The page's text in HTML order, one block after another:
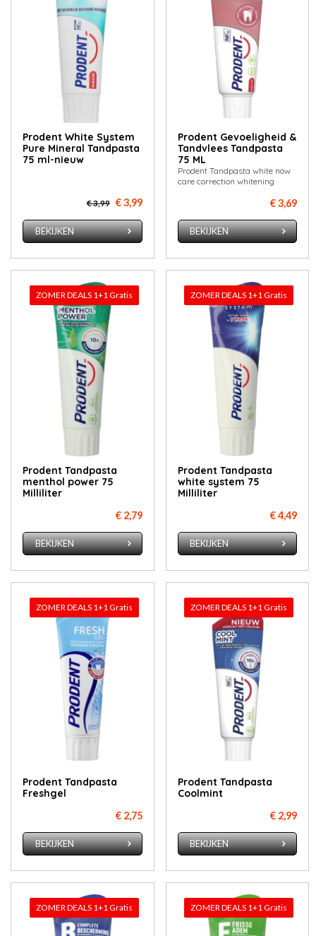
Prodent White System
Pure Mineral Tandpasta
75 ml-nieuw
€ 3,99 € 3,99
BEKIJKEN
Prodent Gevoeligheid &
Tandvlees Tandpasta
75 ML
Prodent Tandpasta white now
care correction whitening
€ 3,69
BEKIJKEN
ZOMER DEALS 1+1 Gratis
Prodent Tandpasta
menthol power 75
Milliliter
€ 2,79
BEKIJKEN
ZOMER DEALS 1+1 Gratis
Prodent Tandpasta
white system 75
Milliliter
€ 4,49
BEKIJKEN
ZOMER DEALS 1+1 Gratis
Prodent Tandpasta
Freshgel
€ 2,75
BEKIJKEN
ZOMER DEALS 1+1 Gratis
Prodent Tandpasta
Coolmint
€ 2,99
BEKIJKEN
ZOMER DEALS 1+1 Gratis ZOMER DEALS 1+1 Gratis